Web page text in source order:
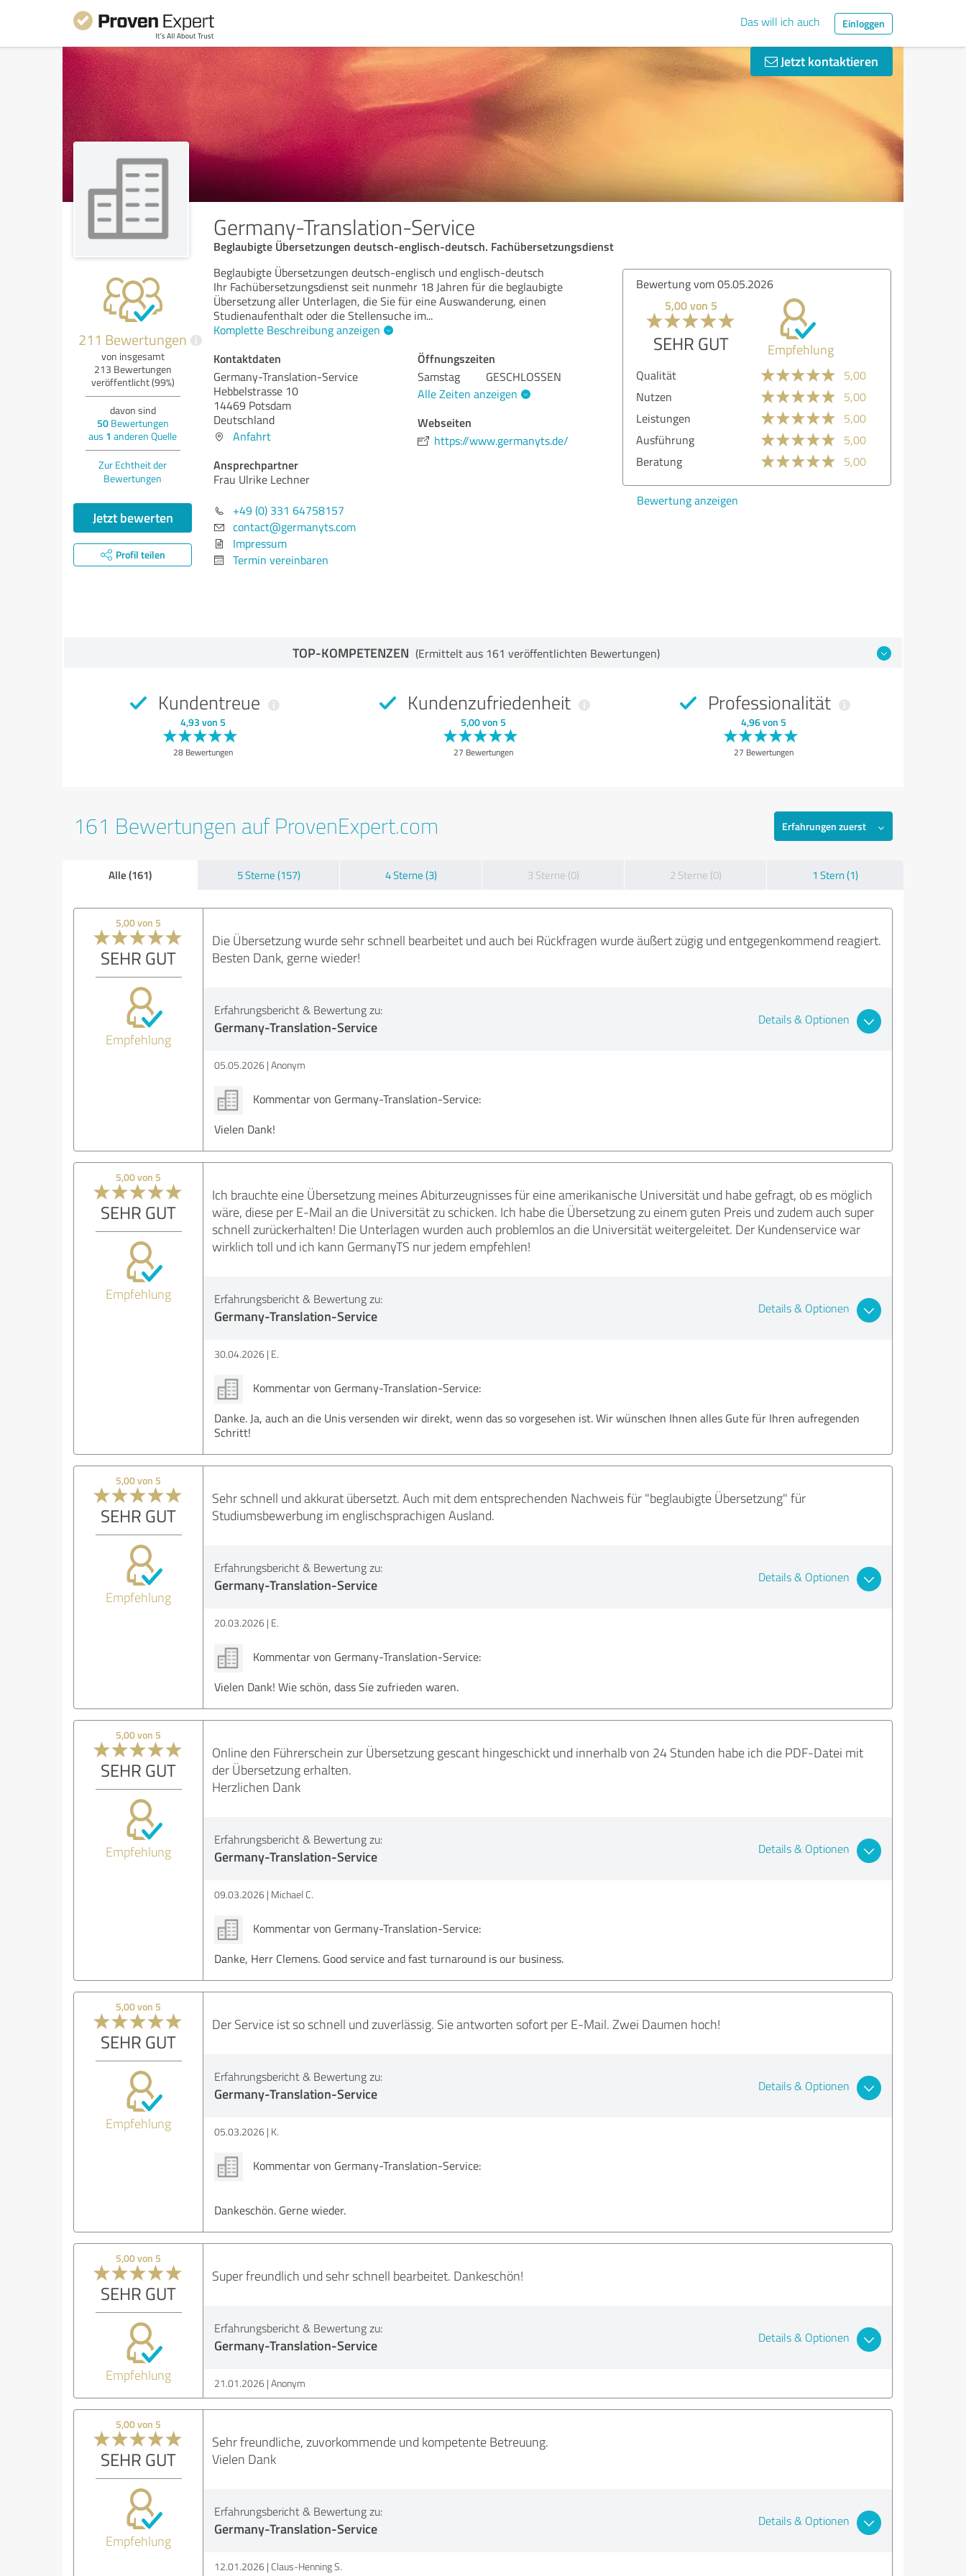
Das will ich auch Einloggen
Jetzt kontaktieren
Germany-Translation-Service
Beglaubigte Übersetzungen deutsch-englisch-deutsch. Fachübersetzungsdienst
211 Bewertungen i
von insgesamt
213 Bewertungen
veröffentlicht (99%)
davon sind
50Bewertungen
aus 1 anderen Quelle
Zur Echtheit der
Bewertungen
Jetzt bewerten
Profil teilen
Beglaubigte Übersetzungen deutsch-englisch und englisch-deutsch
Ihr Fachübersetzungsdienst seit nunmehr 18 Jahren für die beglaubigte
Übersetzung aller Unterlagen, die Sie für eine Auswanderung, einen
Studienaufenthalt oder die Stellensuche im...
Komplette Beschreibung anzeigen
Kontaktdaten
Germany-Translation-Service
Hebbelstrasse 10
14469 Potsdam
Deutschland
Anfahrt
Ansprechpartner
Frau Ulrike Lechner
+49 (0) 331 64758157
contact@germanyts.com
Impressum
Termin vereinbaren
Öffnungszeiten
Samstag
GESCHLOSSEN
Alle Zeiten anzeigen
Webseiten
https://www.germanyts.de/
Bewertung vom 30.04.2026
5,00 von 5
SEHR GUT Empfehlung
Qualität
5,00
Nutzen
5,00
Leistungen
5,00
Ausführung
5,00
Beratung
5,00
Bewertung anzeigen
TOP-KOMPETENZEN (Ermittelt aus 161 veröffentlichten Bewertungen)
Kundentreue
4,93 von 5
28 Bewertungen
Kundenzufriedenheit
5,00 von 5
27 Bewertungen
Professionalität
4,96 von 5
27 Bewertungen
161 Bewertungen auf ProvenExpert.com Erfahrungen zuerst
Alle (161) 5 Sterne (157) 4 Sterne (3) 3 Sterne (0) 2 Sterne (0) 1 Stern (1)
5,00 von 5
SEHR GUT
Empfehlung
Die Übersetzung wurde sehr schnell bearbeitet und auch bei Rückfragen wurde äußert zügig und entgegenkommend reagiert.
Besten Dank, gerne wieder!
Erfahrungsbericht & Bewertung zu:
Germany-Translation-Service Details & Optionen
05.05.2026 Anonym
Kommentar von Germany-Translation-Service:
Vielen Dank!
5,00 von 5
SEHR GUT
Empfehlung
Ich brauchte eine Übersetzung meines Abiturzeugnisses für eine amerikanische Universität und habe gefragt, ob es möglich
wäre, diese per E-Mail an die Universität zu schicken. Ich habe die Übersetzung zu einem guten Preis und zudem auch super
schnell zurückerhalten! Die Unterlagen wurden auch problemlos an die Universität weitergeleitet. Der Kundenservice war
wirklich toll und ich kann GermanyTS nur jedem empfehlen!
Erfahrungsbericht & Bewertung zu:
Germany-Translation-Service Details & Optionen
30.04.2026 E.
Kommentar von Germany-Translation-Service:
Danke. Ja, auch an die Unis versenden wir direkt, wenn das so vorgesehen ist. Wir wünschen Ihnen alles Gute für Ihren aufregenden
Schritt!
5,00 von 5
SEHR GUT
Empfehlung
Sehr schnell und akkurat übersetzt. Auch mit dem entsprechenden Nachweis für "beglaubigte Übersetzung" für
Studiumsbewerbung im englischsprachigen Ausland.
Erfahrungsbericht & Bewertung zu:
Germany-Translation-Service Details & Optionen
20.03.2026 E.
Kommentar von Germany-Translation-Service:
Vielen Dank! Wie schön, dass Sie zufrieden waren.
5,00 von 5
SEHR GUT
Empfehlung
Online den Führerschein zur Übersetzung gescant hingeschickt und innerhalb von 24 Stunden habe ich die PDF-Datei mit
der Übersetzung erhalten.
Herzlichen Dank
Erfahrungsbericht & Bewertung zu:
Germany-Translation-Service Details & Optionen
09.03.2026 Michael C.
Kommentar von Germany-Translation-Service:
Danke, Herr Clemens. Good service and fast turnaround is our business.
5,00 von 5
SEHR GUT
Empfehlung
Der Service ist so schnell und zuverlässig. Sie antworten sofort per E-Mail. Zwei Daumen hoch!
Erfahrungsbericht & Bewertung zu:
Germany-Translation-Service Details & Optionen
05.03.2026 K.
Kommentar von Germany-Translation-Service:
Dankeschön. Gerne wieder.
5,00 von 5
SEHR GUT
Empfehlung
Super freundlich und sehr schnell bearbeitet. Dankeschön!
Erfahrungsbericht & Bewertung zu:
Germany-Translation-Service Details & Optionen
21.01.2026 Anonym
5,00 von 5
SEHR GUT
Empfehlung
Sehr freundliche, zuvorkommende und kompetente Betreuung.
Vielen Dank
Erfahrungsbericht & Bewertung zu:
Germany-Translation-Service Details & Optionen
12.01.2026 Claus-Henning S.